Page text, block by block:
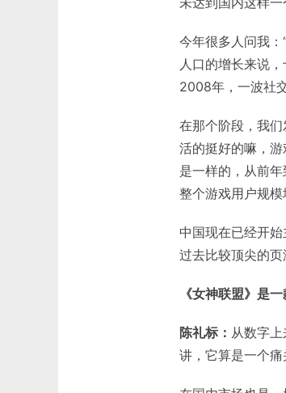
今年很多人问我
人口的增长来说
2008年，一波社
在那个阶段，我
活的挺好的嘛，
是一样的，从前
整个游戏用户规模
中国现在已经开
过去比较顶尖的页
《女神联盟》是
陈礼标： 从数字
讲，它算是一个